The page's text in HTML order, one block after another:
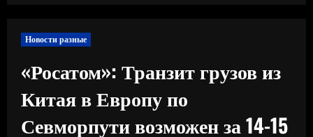
Новости разные
«Росатом»: Транзит грузов из
Китая в Европу по
Севморпути возможен за 14-15